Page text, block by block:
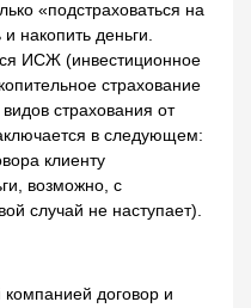
«подстраховаться на
накопить деньги.
ИСЖ (инвестиционное
страхование
страхования от
в следующем:
клиенту
возможно, с
случай не наступает).
компанией договор и